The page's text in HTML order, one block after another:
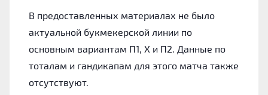
В предоставленных материалах не было
актуальной букмекерской линии по
основным вариантам П1, Х и П2. Данные по
тоталам и гандикапам для этого матча также
отсутствуют.